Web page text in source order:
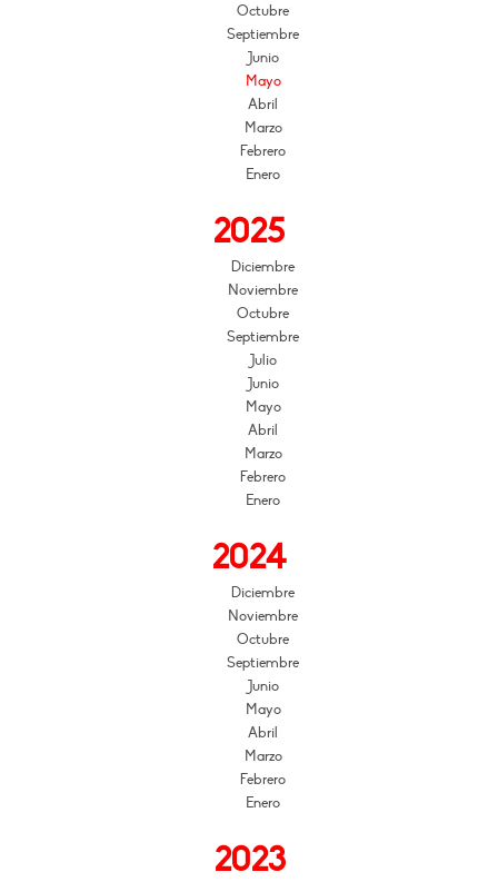
Octubre
Septiembre
Junio
Mayo
Abril
Marzo
Febrero
Enero
2025
Diciembre
Noviembre
Octubre
Septiembre
Julio
Junio
Mayo
Abril
Marzo
Febrero
Enero
2024
Diciembre
Noviembre
Octubre
Septiembre
Junio
Mayo
Abril
Marzo
Febrero
Enero
2023